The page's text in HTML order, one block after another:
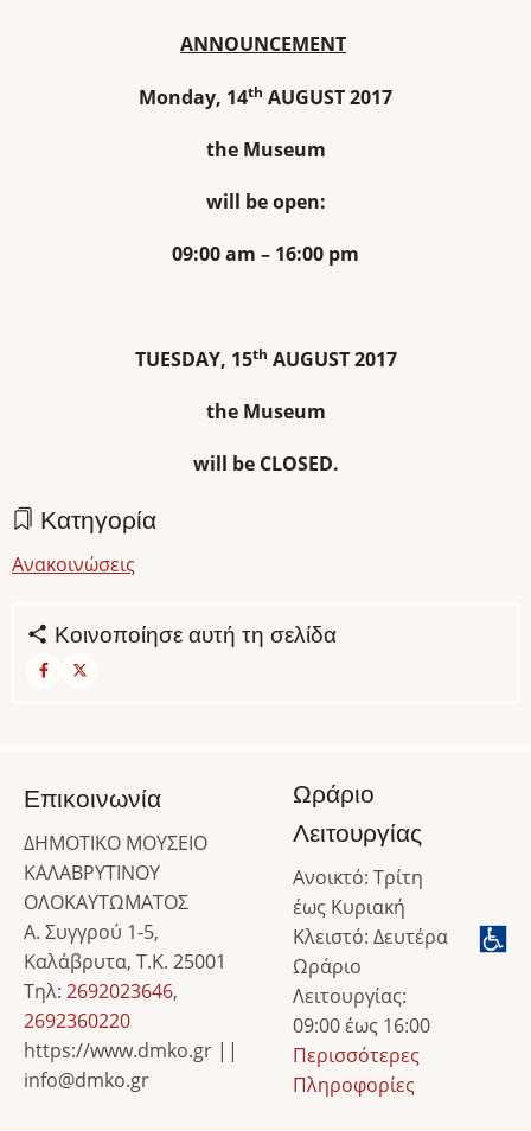
ANNOUNCEMENT
Monday, 14th AUGUST 2017
the Museum
will be open:
09:00 am – 16:00 pm
TUESDAY, 15th AUGUST 2017
the Museum
will be CLOSED.
Κατηγορία
Ανακοινώσεις
Κοινοποίησε αυτή τη σελίδα
Επικοινωνία
ΔΗΜΟΤΙΚΟ ΜΟΥΣΕΙΟ
ΚΑΛΑΒΡΥΤΙΝΟΥ
ΟΛΟΚΑΥΤΩΜΑΤΟΣ
Α. Συγγρού 1-5,
Καλάβρυτα, Τ.Κ. 25001
Τηλ: 2692023646,
2692360220
https://www.dmko.gr ||
info@dmko.gr
Ωράριο
Λειτουργίας
Ανοικτό: Τρίτη
έως Κυριακή
Κλειστό: Δευτέρα
Ωράριο
Λειτουργίας:
09:00 έως 16:00
Περισσότερες
Πληροφορίες